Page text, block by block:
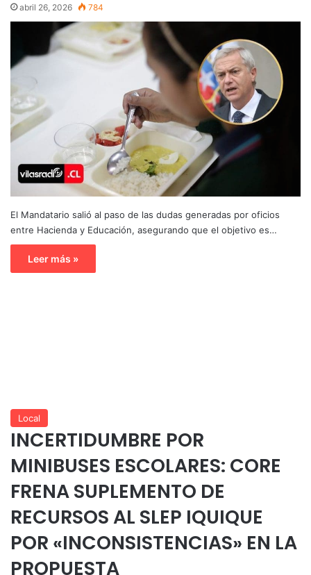
abril 26, 2026 784
El Mandatario salió al paso de las dudas generadas por oficios
entre Hacienda y Educación, asegurando que el objetivo es…
Leer más »
Local
INCERTIDUMBRE POR
MINIBUSES ESCOLARES: CORE
FRENA SUPLEMENTO DE
RECURSOS AL SLEP IQUIQUE
POR «INCONSISTENCIAS» EN LA
PROPUESTA